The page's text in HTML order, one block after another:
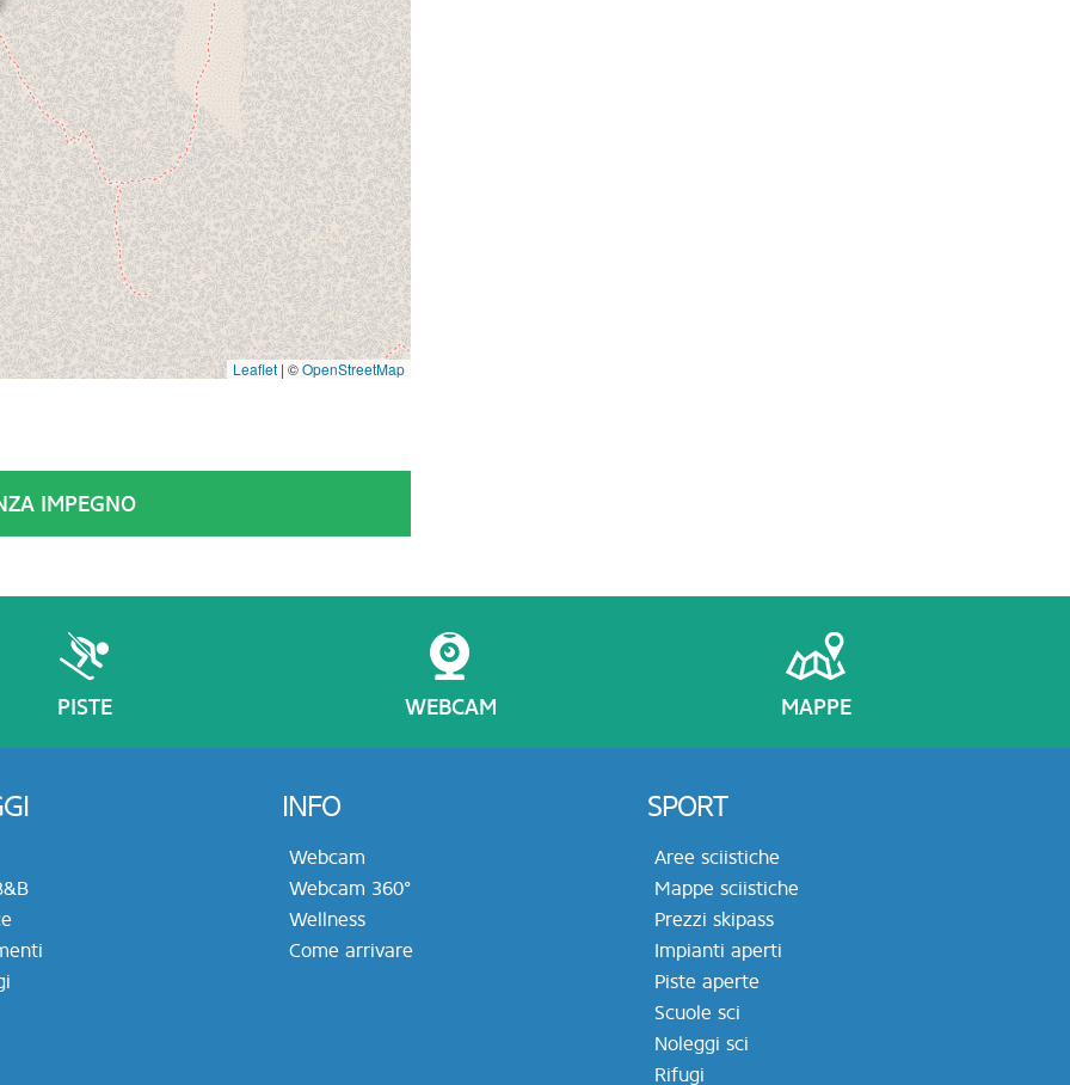
Leaflet | ©OpenStreetMap
IMPEGNO
PISTE WEBCAM MAPPE
INFO
Webcam
Webcam 360°
Wellness
Come arrivare
SPORT
Aree sciistiche
Mappe sciistiche
Prezzi skipass
Impianti aperti
Piste aperte
Scuole sci
Noleggi sci
Rifugi